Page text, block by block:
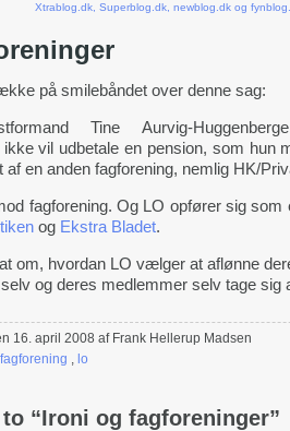
Xtrablog.dk, Superblog.dk, newblog.dk og
på smilebåndet over denne sag:
Tine Aurvig-
vil udbetale en pension, som hun
af en anden fagforening, nemlig HK/
fagforening. Og LO opfører sig som
og Ekstra Bladet.
om, hvordan LO vælger at aflønne
og deres medlemmer selv tage sig
16. april 2008 af Frank Hellerup Madsen
fagforening , lo
“Ironi og fagforeninger”